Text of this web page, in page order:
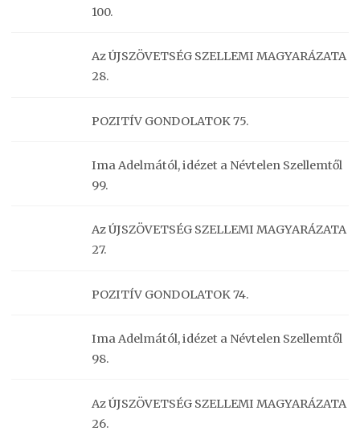
100.
Az ÚJSZÖVETSÉG SZELLEMI MAGYARÁZATA
28.
POZITÍV GONDOLATOK 75.
Ima Adelmától, idézet a Névtelen Szellemtől
99.
Az ÚJSZÖVETSÉG SZELLEMI MAGYARÁZATA
27.
POZITÍV GONDOLATOK 74.
Ima Adelmától, idézet a Névtelen Szellemtől
98.
Az ÚJSZÖVETSÉG SZELLEMI MAGYARÁZATA
26.